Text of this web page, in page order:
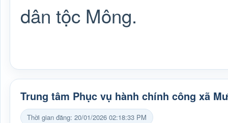
dân tộc Mông.
Trung tâm Phục vụ hành chính công xã
Thời gian đăng: 20/01/2026 02:18:33 PM